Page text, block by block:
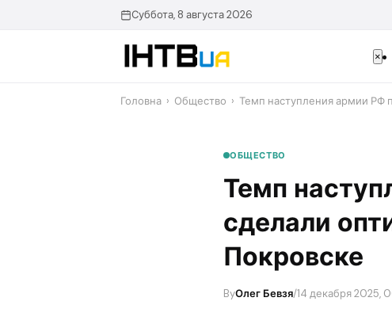
Суббота, 8 августа 2026
×
Головна › Общество › Темп наступления армии РФ
ОБЩЕСТВО
Темп
сделали
Покровске
ByОлег Бевзя/14 декабря 2025,